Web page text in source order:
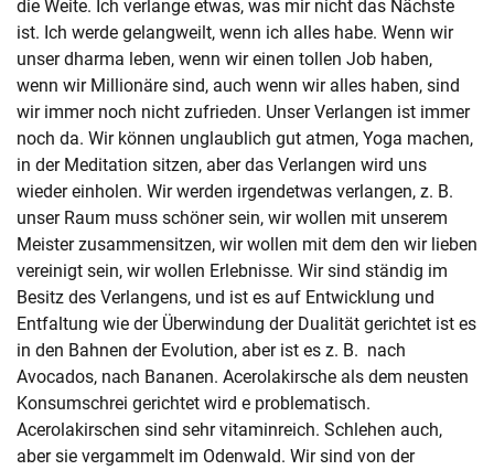
die Weite. Ich verlange etwas, was mir nicht das Nächste
ist. Ich werde gelangweilt, wenn ich alles habe. Wenn wir
unser dharma leben, wenn wir einen tollen Job haben,
wenn wir Millionäre sind, auch wenn wir alles haben, sind
wir immer noch nicht zufrieden. Unser Verlangen ist immer
noch da. Wir können unglaublich gut atmen, Yoga machen,
in der Meditation sitzen, aber das Verlangen wird uns
wieder einholen. Wir werden irgendetwas verlangen, z. B.
unser Raum muss schöner sein, wir wollen mit unserem
Meister zusammensitzen, wir wollen mit dem den wir lieben
vereinigt sein, wir wollen Erlebnisse. Wir sind ständig im
Besitz des Verlangens, und ist es auf Entwicklung und
Entfaltung wie der Überwindung der Dualität gerichtet ist es
in den Bahnen der Evolution, aber ist es z. B. nach
Avocados, nach Bananen. Acerolakirsche als dem neusten
Konsumschrei gerichtet wird e problematisch.
Acerolakirschen sind sehr vitaminreich. Schlehen auch,
aber sie vergammelt im Odenwald. Wir sind von der